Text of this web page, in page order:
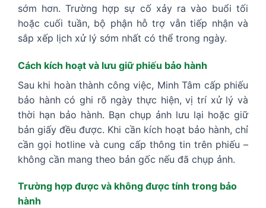
sớm hơn. Trường hợp sự cố xảy ra vào buổi tối
hoặc cuối tuần, bộ phận hỗ trợ vẫn tiếp nhận và
sắp xếp lịch xử lý sớm nhất có thể trong ngày.
Cách kích hoạt và lưu giữ phiếu bảo hành
Sau khi hoàn thành công việc, Minh Tâm cấp phiếu
bảo hành có ghi rõ ngày thực hiện, vị trí xử lý và
thời hạn bảo hành. Bạn chụp ảnh lưu lại hoặc giữ
bản giấy đều được. Khi cần kích hoạt bảo hành, chỉ
cần gọi hotline và cung cấp thông tin trên phiếu –
không cần mang theo bản gốc nếu đã chụp ảnh.
Trường hợp được và không được tính trong bảo
hành